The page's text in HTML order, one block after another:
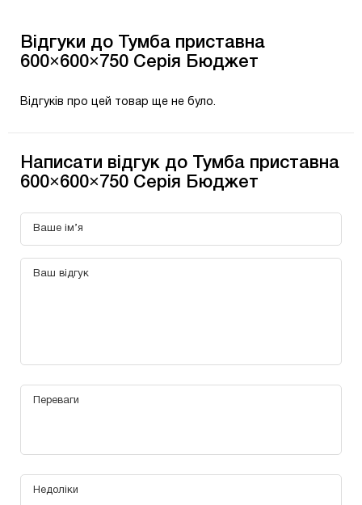
Відгуки до Тумба приставна
600×600×750 Серія Бюджет
Відгуків про цей товар ще не було.
Написати відгук до Тумба приставна
600×600×750 Серія Бюджет